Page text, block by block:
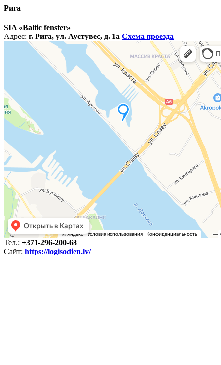
Рига
SIA «Baltic fenster»
Адрес: г. Рига, ул. Аустувес, д. 1а Схема проезда
Тел.: +371-296-200-68
Сайт: https://logisodien.lv/